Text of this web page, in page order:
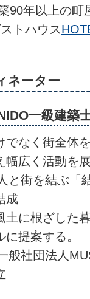
90年以上の町
トハウス
ネーター
一級建築
でなく街全体
幅広く活動を
と街を結ぶ「
成
土に根ざした
に提案する。
般社団法人